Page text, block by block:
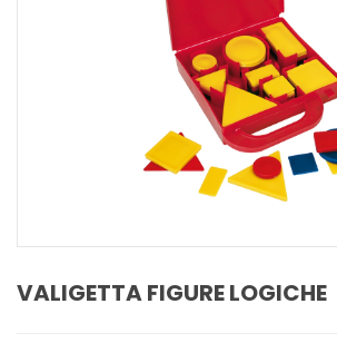
VALIGETTA FIGURE LOGICHE